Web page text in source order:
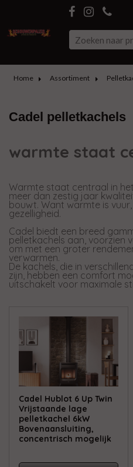
Home Assortiment
Cadel pelletkachels
warmte staat
Warmte staat centraal in
meer dan zestig jaar
bouwt. Want warmte is
gezelligheid.
Cadel biedt een breed
pelletkachels aan, voorzien
om met een groter
verwarmen.
De kachels, die in
zijn, hebben een comfort
uitschakelt voor maximale
Cadel Hublot 6 Up Twin
Vrijstaande lage
pelletkachel 6kW
Bovenaansluiting,
concentrisch mogelijk